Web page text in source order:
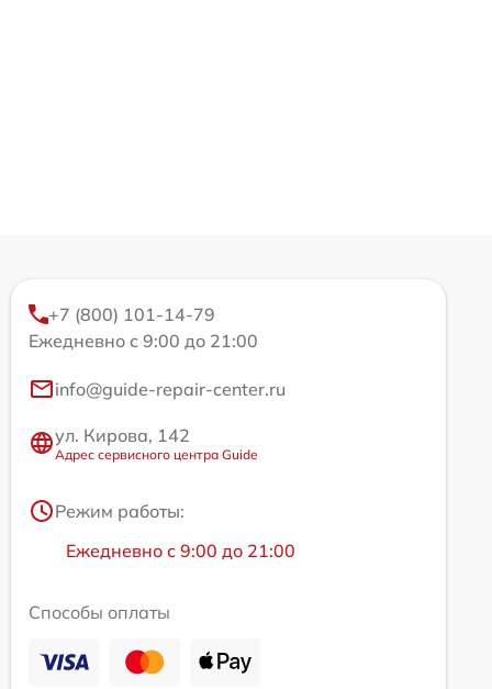
+7 (800) 101-14-79
Ежедневно с 9:00 до 21:00
info@guide-repair-center.ru
ул. Кирова, 142
Адрес сервисного центра Guide
Режим работы:
Ежедневно с 9:00 до 21:00
Способы оплаты